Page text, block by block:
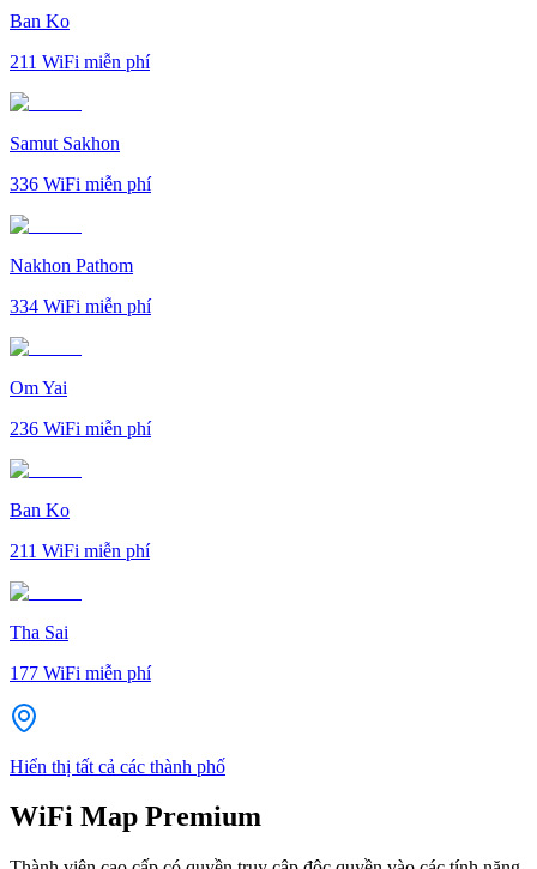
Ban Ko
211 WiFi miễn phí
Samut Sakhon
336 WiFi miễn phí
Nakhon Pathom
334 WiFi miễn phí
Om Yai
236 WiFi miễn phí
Ban Ko
211 WiFi miễn phí
Tha Sai
177 WiFi miễn phí
Hiển thị tất cả các thành phố
WiFi Map Premium